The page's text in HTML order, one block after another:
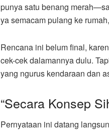
punya satu benang
ya semacam pulang ke
Rencana ini belum final,
cek-cek dalamannya dulu.
yang ngurus kendaraan dan
“Secara Konsep
Pernyataan ini datang